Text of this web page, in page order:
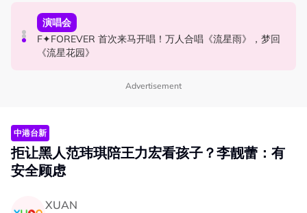
国际星闻
张员瑛频陷耍大牌争议！首度吐心声：真相终究会浮出水
面！
演唱会
F✦FOREVER 首次来马开唱！万人合唱《流星雨》，梦回
《流星花园》
国际星闻
CORTIS MARTIN一开口就沦陷！深情演绎JANNABI歌曲
获网友狂赞！
Advertisement
中港台新
拒让黑人范玮琪陪王力宏看孩子？李靓蕾：有
安全顾虑
XUAN